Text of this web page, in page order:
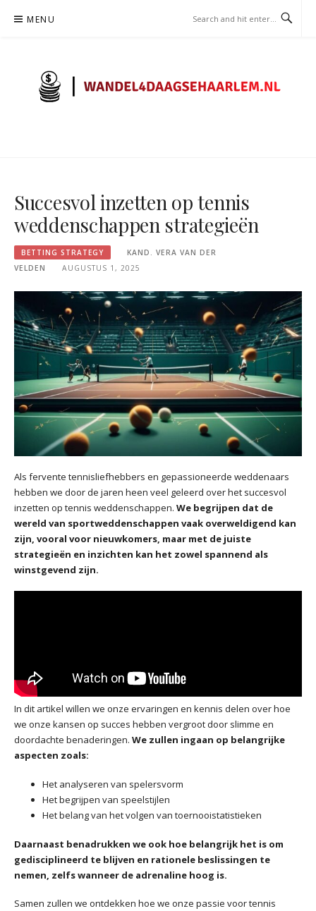
MENU
Succesvol inzetten op tennis
weddenschappen strategieën
BETTING STRATEGY
KAND. VERA VAN DER
VELDEN
AUGUSTUS 1, 2025
Als fervente tennisliefhebbers en gepassioneerde weddenaars
hebben we door de jaren heen veel geleerd over het succesvol
inzetten op tennis weddenschappen. We begrijpen dat de
wereld van sportweddenschappen vaak overweldigend kan
zijn, vooral voor nieuwkomers, maar met de juiste
strategieën en inzichten kan het zowel spannend als
winstgevend zijn.
In dit artikel willen we onze ervaringen en kennis delen over hoe
we onze kansen op succes hebben vergroot door slimme en
doordachte benaderingen. We zullen ingaan op belangrijke
aspecten zoals:
Het analyseren van spelersvorm
Het begrijpen van speelstijlen
Het belang van het volgen van toernooistatistieken
Daarnaast benadrukken we ook hoe belangrijk het is om
gedisciplineerd te blijven en rationele beslissingen te
nemen, zelfs wanneer de adrenaline hoog is.
Samen zullen we ontdekken hoe we onze passie voor tennis